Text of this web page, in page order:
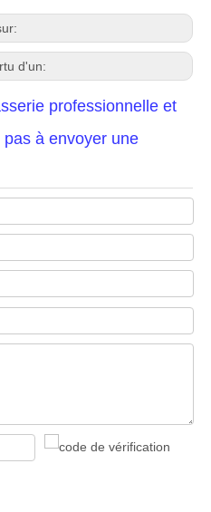
d'un:
professionnelle et
à envoyer une